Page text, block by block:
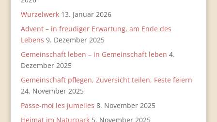
Wurzelwerk 13. Januar 2026
Advent – in freudiger Erwartung, am Ende des
Lebens 9. Dezember 2025
Gemeinschaft leben – in Gemeinschaft leben 4.
Dezember 2025
Gemeinschaft pflegen, Zuversicht teilen, Feste feiern
24. November 2025
Passe-moi les jumelles 8. November 2025
Heimat im Naturpark 5. November 2025